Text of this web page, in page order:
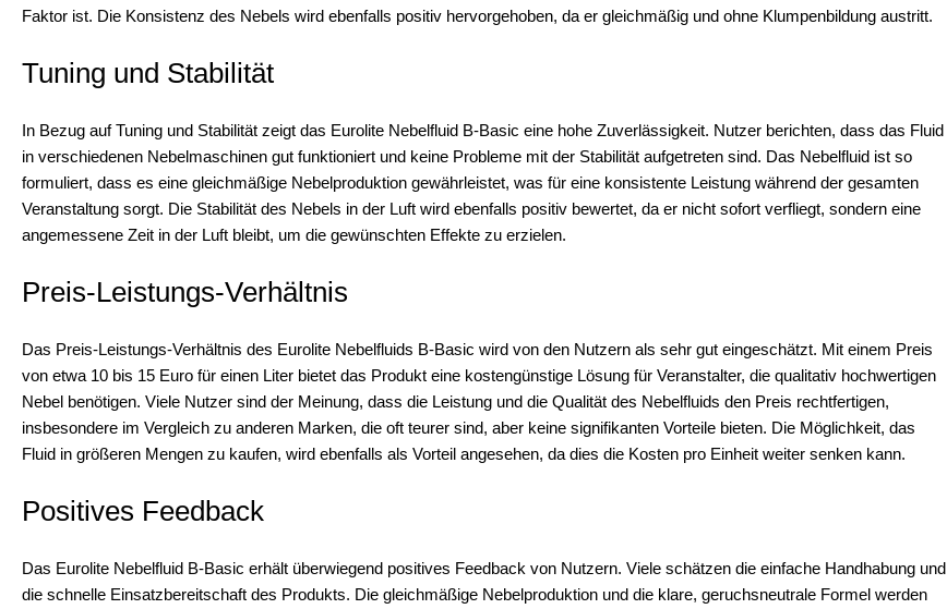
Faktor ist. Die Konsistenz des Nebels wird ebenfalls positiv hervorgehoben, da er gleichmäßig und ohne Klumpenbildung austritt.
Tuning und Stabilität
In Bezug auf Tuning und Stabilität zeigt das Eurolite Nebelfluid B-Basic eine hohe Zuverlässigkeit. Nutzer berichten, dass das Fluid
in verschiedenen Nebelmaschinen gut funktioniert und keine Probleme mit der Stabilität aufgetreten sind. Das Nebelfluid ist so
formuliert, dass es eine gleichmäßige Nebelproduktion gewährleistet, was für eine konsistente Leistung während der gesamten
Veranstaltung sorgt. Die Stabilität des Nebels in der Luft wird ebenfalls positiv bewertet, da er nicht sofort verfliegt, sondern eine
angemessene Zeit in der Luft bleibt, um die gewünschten Effekte zu erzielen.
Preis-Leistungs-Verhältnis
Das Preis-Leistungs-Verhältnis des Eurolite Nebelfluids B-Basic wird von den Nutzern als sehr gut eingeschätzt. Mit einem Preis
von etwa 10 bis 15 Euro für einen Liter bietet das Produkt eine kostengünstige Lösung für Veranstalter, die qualitativ hochwertigen
Nebel benötigen. Viele Nutzer sind der Meinung, dass die Leistung und die Qualität des Nebelfluids den Preis rechtfertigen,
insbesondere im Vergleich zu anderen Marken, die oft teurer sind, aber keine signifikanten Vorteile bieten. Die Möglichkeit, das
Fluid in größeren Mengen zu kaufen, wird ebenfalls als Vorteil angesehen, da dies die Kosten pro Einheit weiter senken kann.
Positives Feedback
Das Eurolite Nebelfluid B-Basic erhält überwiegend positives Feedback von Nutzern. Viele schätzen die einfache Handhabung und
die schnelle Einsatzbereitschaft des Produkts. Die gleichmäßige Nebelproduktion und die klare, geruchsneutrale Formel werden